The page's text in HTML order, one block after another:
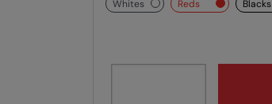
whites reds blacks